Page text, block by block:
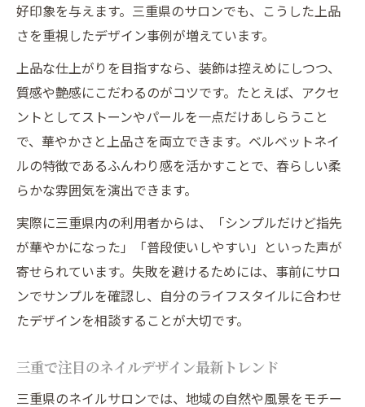
好印象を与えます。三重県のサロンでも、こうした上品
さを重視したデザイン事例が増えています。
上品な仕上がりを目指すなら、装飾は控えめにしつつ、
質感や艶感にこだわるのがコツです。たとえば、アクセ
ントとしてストーンやパールを一点だけあしらうこと
で、華やかさと上品さを両立できます。ベルベットネイ
ルの特徴であるふんわり感を活かすことで、春らしい柔
らかな雰囲気を演出できます。
実際に三重県内の利用者からは、「シンプルだけど指先
が華やかになった」「普段使いしやすい」といった声が
寄せられています。失敗を避けるためには、事前にサロ
ンでサンプルを確認し、自分のライフスタイルに合わせ
たデザインを相談することが大切です。
三重で注目のネイルデザイン最新トレンド
三重県のネイルサロンでは、地域の自然や風景をモチー